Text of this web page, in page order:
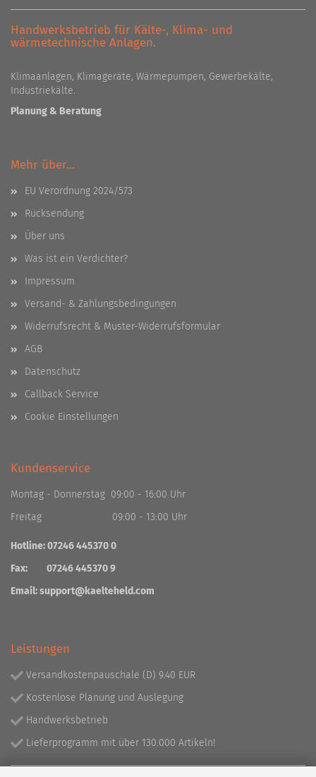
Handwerksbetrieb für Kälte-, Klima- und
wärmetechnische Anlagen.
Klimaanlagen, Klimageräte, Wärmepumpen, Gewerbekälte,
Industriekälte.
Planung & Beratung
Mehr über...
EU Verordnung 2024/573
Rücksendung
Über uns
Was ist ein Verdichter?
Impressum
Versand- & Zahlungsbedingungen
Widerrufsrecht & Muster-Widerrufsformular
AGB
Datenschutz
Callback Service
Cookie Einstellungen
Kundenservice
Montag - Donnerstag 09:00 - 16:00 Uhr
Freitag 09:00 - 13:00 Uhr
Hotline: 07246 445370 0
Fax: 07246 445370 9
Email:support@kaelteheld.com
Leistungen
Versandkostenpauschale (D) 9.40 EUR
Kostenlose Planung und Auslegung
Handwerksbetrieb
Lieferprogramm mit über 130.000 Artikeln!